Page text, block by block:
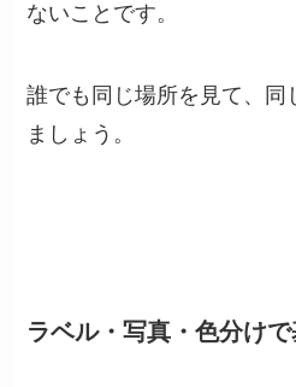
ないことです。
誰でも同じ場所を見て、同
ましょう。
ラベル・写真・色分け